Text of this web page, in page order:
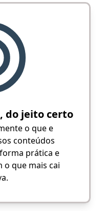
do jeito certo
o que e
conteúdos
prática e
que mais cai